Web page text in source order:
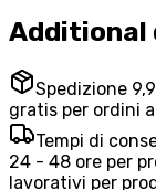
Additional
Spedizione
gratis per ordini
Tempi di
24 - 48 ore per
lavorativi per